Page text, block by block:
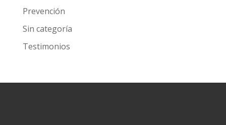
Prevención
Sin categoría
Testimonios